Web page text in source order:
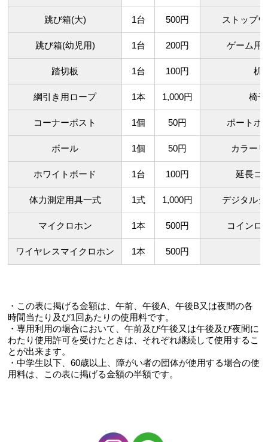
跳び箱(大) 1台 500円 ストップ
跳び箱(幼児用) 1台 200円 ゲーム用
踏切板 1台 100円 机
綱引き用ロープ 1本 1,000円 椅子
コーナーポスト 1個 50円 ポートボ
ボール 1個 50円 カラー
ホワイトボード 1台 100円 延長コ
体力測定用具一式 1式 1,000円 デジタル
マイクロホン 1本 500円 コインロ
ワイヤレスマイクロホン 1本 500円
・この表に掲げる金額は、午前、午後A、午後B又は夜間の各
時間当たり及び1回あたりの使用料です。
・専用利用の場合において、午前及び午後又は午後及び夜間に
わたり使用許可を受けたときは、それぞれ継続して使用するこ
とが出来ます。
・中学生以下、60歳以上、障がい者の団体が使用する場合の使
用料は、この表に掲げる金額の半額です。